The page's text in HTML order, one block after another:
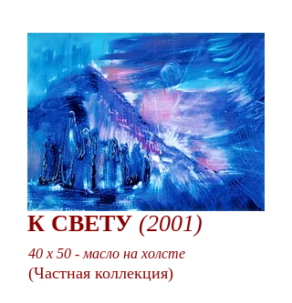
К СВЕТУ (2001)
40 x 50 - масло на холсте
(Частная коллекция)